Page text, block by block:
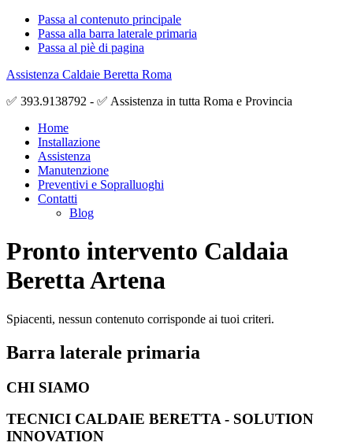
Passa al contenuto principale
Passa alla barra laterale primaria
Passa al piè di pagina
Assistenza Caldaie Beretta Roma
✅ 393.9138792 - ✅ Assistenza in tutta Roma e Provincia
Home
Installazione
Assistenza
Manutenzione
Preventivi e Sopralluoghi
Contatti
Blog
Pronto intervento Caldaia
Beretta Artena
Spiacenti, nessun contenuto corrisponde ai tuoi criteri.
Barra laterale primaria
CHI SIAMO
TECNICI CALDAIE BERETTA - SOLUTION
INNOVATION